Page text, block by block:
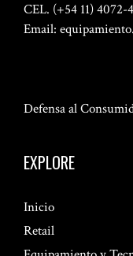
CEL. (+54 11) 4072-
Email:
Defensa al
EXPLORE
Inicio
Retail